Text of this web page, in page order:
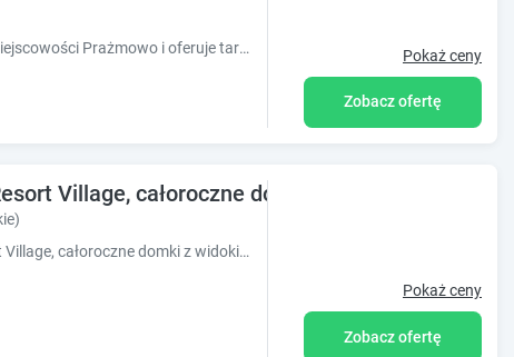
Obiekt 4 Domki u Ewy znajduje się w miejscowości Prażmowo i oferuje taras oraz sprzęt do grillowania. Odległość ważnych miejsc od obiektu: Wio Pokaż ceny
Zobacz ofertę
Village, całoroczne domki z widokiem na
Obiekt Giżycko - Żywki, Masuria Resort Village, całoroczne domki z widokiem na jezioro położony jest w miejscowości Żywki w regionie warmińsko
Pokaż ceny
Zobacz ofertę